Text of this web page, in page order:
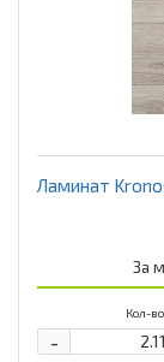
Ламинат
За м
Кол-
-